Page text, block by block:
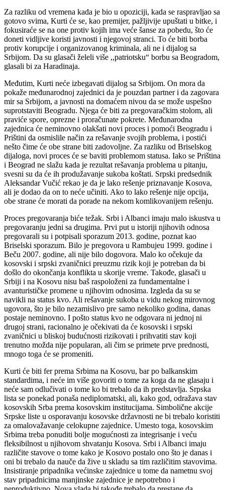
Za razliku od vremena kada je bio u opoziciji, kada se raspravljao sa
gotovo svima, Kurti će se, kao premijer, pažljivije upuštati u bitke, i
fokusiraće se na one protiv kojih ima veće šanse za pobedu, što će
doneti vidljive koristi javnosti i njegovoj stranci. To će biti borba
protiv korupcije i organizovanog kriminala, ali ne i dijalog sa
Srbijom. Da su glasači želeli više ,,patriotsku“ borbu sa Beogradom,
glasali bi za Haradinaja.
Međutim, Kurti neće izbegavati dijalog sa Srbijom. On mora da
pokaže međunarodnoj zajednici da je pouzdan partner i da zagovara
mir sa Srbijom, a javnosti na domaćem nivou da se može uspešno
suprotstaviti Beogradu. Njega će biti za pregovaračkim stolom, ali
praviće spore, oprezne i proračunate pokrete. Međunarodna
zajednica će neminovno olakšati novi proces i pomoći Beogradu i
Prištini da osmislile način za rešavanje svojih problema, i postići
nešto čime će obe strane biti zadovoljne. Za razliku od Briselskog
dijaloga, novi proces će se baviti problemom statusa. Iako se Priština
i Beograd ne slažu kada je rezultat rešavanja problema u pitanju,
svesni su da će ih produžavanje sukoba koštati. Srpski predsednik
Aleksandar Vučić rekao je da je lako rešenje priznavanje Kosova,
ali je dodao da on to neće učiniti. Ako to lako rešenje nije opcija,
obe strane će morati da porade na nekom komlikovanijem rešenju.
Proces pregovaranja biće težak. Srbi i Albanci imaju malo iskustva u
pregovaranju jedni sa drugima. Prvi put u istoriji njihovih odnosa
pregovarali su i potpisali sporazum 2013. godine, poznat kao
Briselski sporazum. Bilo je pregovora u Rambujeu 1999. godine i
Beču 2007. godine, ali nije bilo dogovora. Malo ko očekuje da
kosovski i srpski zvaničnici preuzmu rizik koji je potreban da bi
došlo do okončanja konflikta u skorije vreme. Takođe, glasači u
Srbiji i na Kosovu nisu baš raspoloženi za fundamentalne i
avanturističke promene u njihovim odnosima. Izgleda da su se
navikli na status kvo. Ali rešavanje sukoba u vidu nekog mirovnog
ugovora, što je bilo nezamislivo pre samo nekoliko godina, danas
postaje neminovno. I pošto status kvo ne odgovara ni jednoj ni
drugoj strani, racionalno je očekivati da će kosovski i srpski
zvaničnici u bliskoj budućnosti rizikovati i prihvatiti stav koji
trenutno možda nije popularan, ali čim se primete prve prednosti,
mnogo toga će se promeniti.
Kurti će biti fer prema Srbima na Kosovu, bar po balkanskim
standardima, i neće im više govoriti o tome za koga da ne glasaju i
neće sam odlučivati o tome ko bi trebalo da ih predstavlja. Srpska
lista se ponekad ponaša nediplomatski, ali, kako god, odražava stav
kosovskih Srba prema kosovskim institucijama. Simbolične akcije
Srpske liste u osporavanju kosovske državnosti ne bi trebalo koristiti
za omalovažavanje celokupne zajednice. Umesto toga, kosovskim
Srbima treba ponuditi bolje mogućnosti za integrisanje i veću
fleksibilnost u njihovom shvatanju Kosova. Srbi i Albanci imaju
različite stavove o tome kako je Kosovo postalo ono što je danas i
oni bi trebalo da nauče da žive u skladu sa tim različitim stavovima.
Insistiranje pripadnika većinske zajednice u tome da nametnu svoj
stav pripadnicima manjinske zajednice je nepotrebno i